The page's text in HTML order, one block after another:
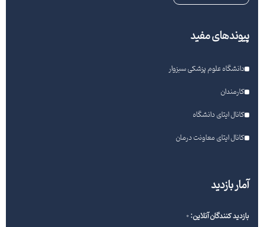
پیوندهای مفید
دانشگاه علوم پزشکی سبزوار
کارمندان
کانال ایتای دانشگاه
کانال ایتای معاونت درمان
آمار بازدید
بازدید کنندگان آنلاین:0